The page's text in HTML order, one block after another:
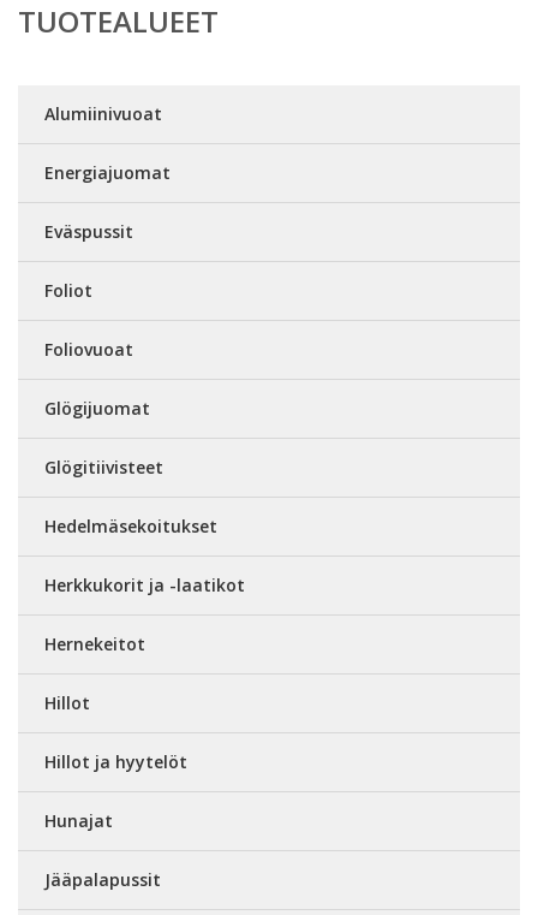
TUOTEALUEET
Alumiinivuoat
Energiajuomat
Eväspussit
Foliot
Foliovuoat
Glögijuomat
Glögitiivisteet
Hedelmäsekoitukset
Herkkukorit ja -laatikot
Hernekeitot
Hillot
Hillot ja hyytelöt
Hunajat
Jääpalapussit